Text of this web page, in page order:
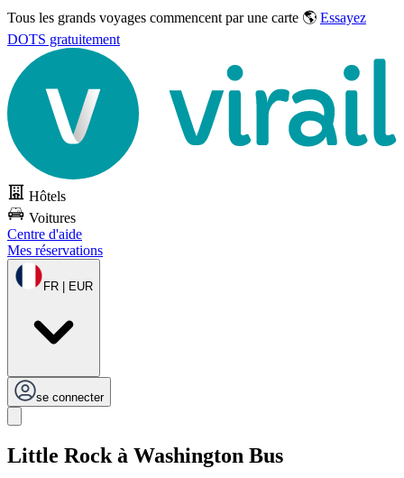
Tous les grands voyages commencent par une carte 🌎 Essayez
DOTS gratuitement
Hôtels
Voitures
Centre d'aide
Mes réservations
FR | EUR
se connecter
Little Rock à Washington Bus